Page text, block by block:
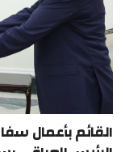
القائم بأعمال